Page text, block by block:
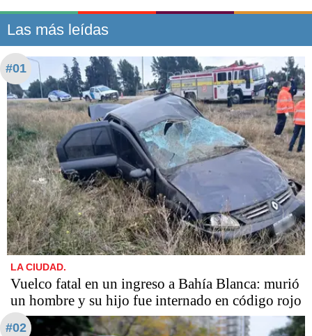
Las más leídas
#01
LA CIUDAD.
Vuelco fatal en un ingreso a Bahía Blanca: murió
un hombre y su hijo fue internado en código rojo
#02